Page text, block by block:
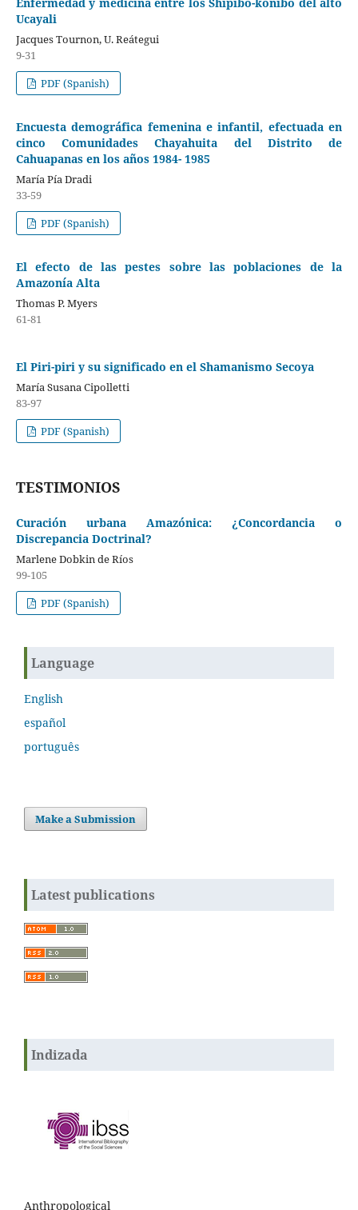
Ucayali
Jacques Tournon, U. Reátegui
9-31
PDF (Spanish)
Encuesta demográfica femenina e infantil, efectuada en
cinco Comunidades Chayahuita del Distrito de
Cahuapanas en los años 1984- 1985
María Pía Dradi
33-59
PDF (Spanish)
El efecto de las pestes sobre las poblaciones de la
Amazonía Alta
Thomas P. Myers
61-81
El Piri-piri y su significado en el Shamanismo Secoya
María Susana Cipolletti
83-97
PDF (Spanish)
TESTIMONIOS
Curación urbana Amazónica: ¿Concordancia o
Discrepancia Doctrinal?
Marlene Dobkin de Ríos
99-105
PDF (Spanish)
Language
English
español
português
Make a Submission
Latest publications
Indizada
Anthropological